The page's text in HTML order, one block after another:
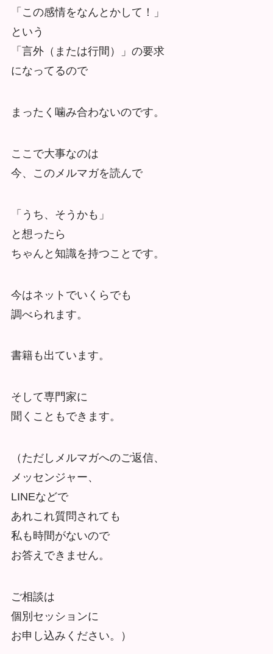
「この感情をなんとかして！」
という
「言外（または行間）」の要求
になってるので
まったく噛み合わないのです。
ここで大事なのは
今、このメルマガを読んで
「うち、そうかも」
と想ったら
ちゃんと知識を持つことです。
今はネットでいくらでも
調べられます。
書籍も出ています。
そして専門家に
聞くこともできます。
（ただしメルマガへのご返信、
メッセンジャー、
LINEなどで
あれこれ質問されても
私も時間がないので
お答えできません。
ご相談は
個別セッションに
お申し込みください。）